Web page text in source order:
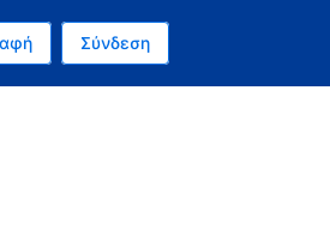
τα Ελληνικά
Σύνδεση